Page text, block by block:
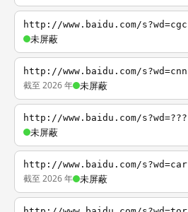
http://www.baidu.com/s?wd=cgc
未屏蔽
http://www.baidu.com/s?wd=cnn
截至 2026 年 未屏蔽
http://www.baidu.com/s?wd=???
未屏蔽
http://www.baidu.com/s?wd=car
截至 2026 年 未屏蔽